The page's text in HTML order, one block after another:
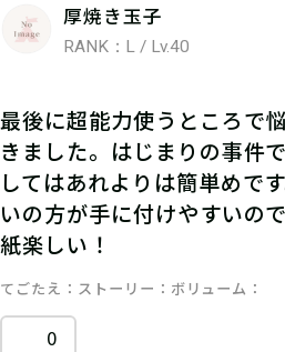
厚焼き玉子
RANK：L / Lv.40
最後に超能力使うところで
きました。はじまりの事件
してはあれよりは簡単めで
いの方が手に付けやすいの
紙楽しい！
てごたえ ストーリー ボリューム
0